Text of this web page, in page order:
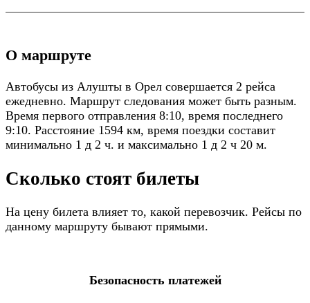
О маршруте
Автобусы из Алушты в Орел совершается 2 рейса
ежедневно. Маршрут следования может быть разным.
Время первого отправления 8:10, время последнего
9:10. Расстояние 1594 км, время поездки составит
минимально 1 д 2 ч. и максимально 1 д 2 ч 20 м.
Сколько стоят билеты
На цену билета влияет то, какой перевозчик. Рейсы по
данному маршруту бывают прямыми.
Безопасность платежей